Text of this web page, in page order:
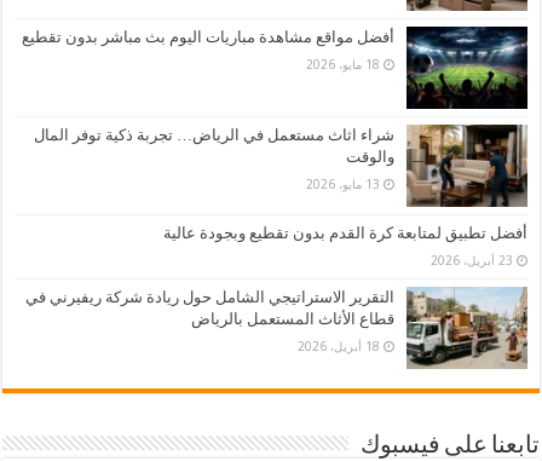
أفضل مواقع مشاهدة مباريات اليوم بث مباشر بدون تقطيع
18 مايو، 2026
شراء اثاث مستعمل في الرياض… تجربة ذكية توفر المال
والوقت
13 مايو، 2026
أفضل تطبيق لمتابعة كرة القدم بدون تقطيع وبجودة عالية
23 أبريل، 2026
التقرير الاستراتيجي الشامل حول ريادة شركة ريفيرني في
قطاع الأثاث المستعمل بالرياض
18 أبريل، 2026
تابعنا على فيسبوك